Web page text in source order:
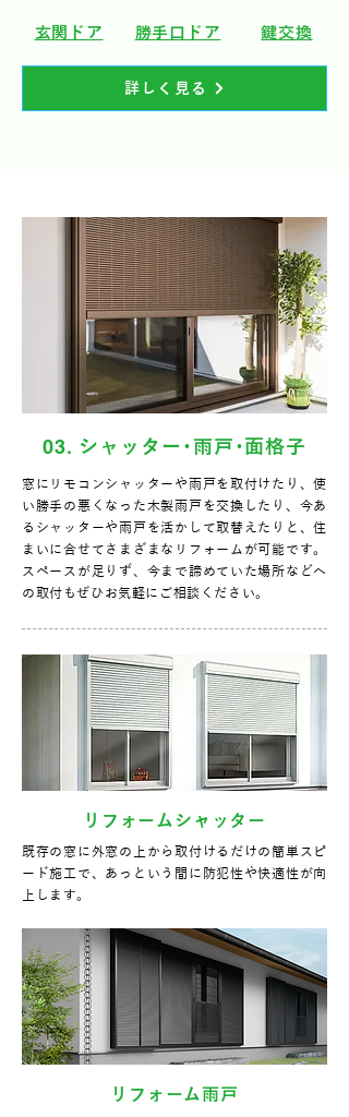
​玄関ドア 勝手口ドア 鍵交換
詳しく見る
03. シャッター･雨戸･面格子
窓にリモコンシャッターや雨戸を取付けたり、使
い勝手の悪くなった木製雨戸を交換したり、今あ
るシャッターや雨戸を活かして取替えたりと、住
まいに合せてさまざまなリフォームが可能です。
スペースが足りず、今まで諦めていた場所などへ
の取付もぜひお気軽にご相談ください。
リフォームシャッター
既存の窓に外窓の上から取付けるだけの簡単スピ
ード施工で、あっという間に防犯性や快適性が向
上します。
リフォーム雨戸